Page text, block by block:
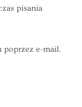
pisania
poprzez e-mail.